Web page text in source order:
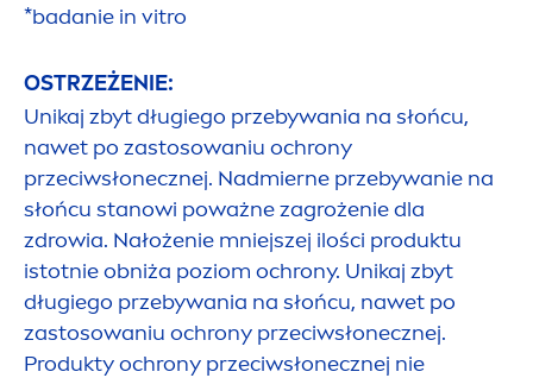
*badanie in vitro
OSTRZEŻENIE:
Unikaj zbyt długiego przebywania na słońcu,
nawet po zastosowaniu ochrony
przeciwsłonecznej. Nadmierne przebywanie na
słońcu stanowi poważne zagrożenie dla
zdrowia. Nałożenie mniejszej ilości produktu
istotnie obniża poziom ochrony. Unikaj zbyt
długiego przebywania na słońcu, nawet po
zastosowaniu ochrony przeciwsłonecznej.
Produkty ochrony przeciwsłonecznej nie